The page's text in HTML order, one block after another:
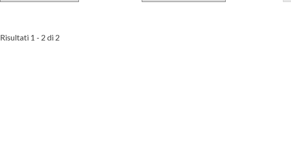
Risultati 1 - 2 di 2